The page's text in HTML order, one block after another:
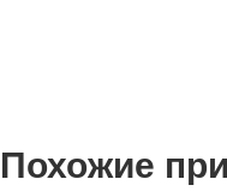
Похожие